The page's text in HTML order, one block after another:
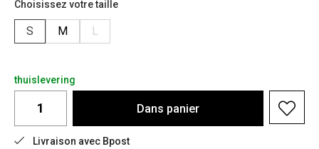
Choisissez votre taille
S M L
thuislevering
Dans panier
Livraison avec Bpost